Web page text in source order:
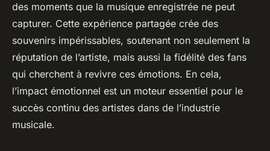
des moments que la musique enregistrée ne peut
capturer. Cette expérience partagée crée des
souvenirs impérissables, soutenant non seulement la
réputation de l’artiste, mais aussi la fidélité des fans
qui cherchent à revivre ces émotions. En cela,
l’impact émotionnel est un moteur essentiel pour le
succès continu des artistes dans de l’industrie
musicale.